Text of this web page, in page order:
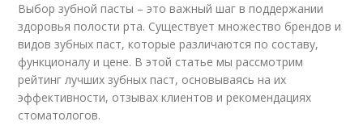
Выбор зубной пасты – это важный шаг в поддержании
здоровья полости рта. Существует множество брендов и
видов зубных паст, которые различаются по составу,
функционалу и цене. В этой статье мы рассмотрим
рейтинг лучших зубных паст, основываясь на их
эффективности, отзывах клиентов и рекомендациях
стоматологов.